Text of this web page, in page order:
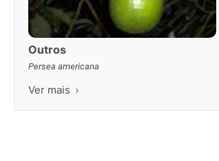
Outros
Persea americana
Ver mais